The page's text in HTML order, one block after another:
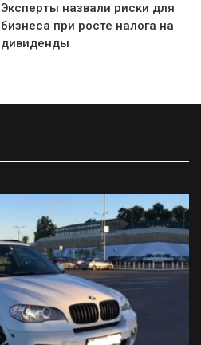
Эксперты назвали риски для
бизнеса при росте налога на
дивиденды